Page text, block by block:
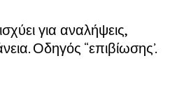
για αναλήψεις,
Οδηγός “επιβίωσης’.